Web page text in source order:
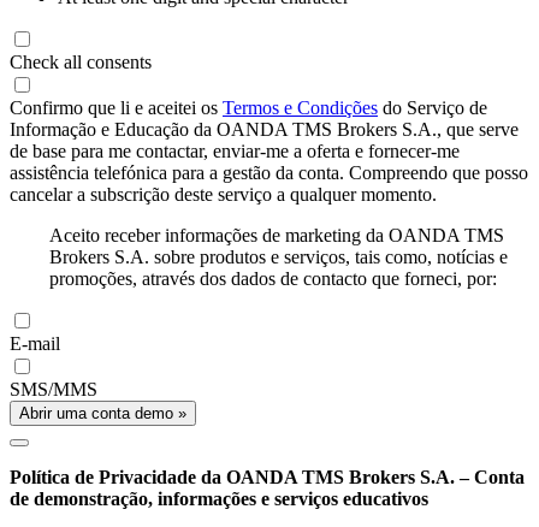
Check all consents
Confirmo que li e aceitei os Termos e Condições do Serviço de
Informação e Educação da OANDA TMS Brokers S.A., que serve
de base para me contactar, enviar-me a oferta e fornecer-me
assistência telefónica para a gestão da conta. Compreendo que posso
cancelar a subscrição deste serviço a qualquer momento.
Aceito receber informações de marketing da OANDA TMS
Brokers S.A. sobre produtos e serviços, tais como, notícias e
promoções, através dos dados de contacto que forneci, por:
E-mail
SMS/MMS
Abrir uma conta demo »
Política de Privacidade da OANDA TMS Brokers S.A. – Conta
de demonstração, informações e serviços educativos